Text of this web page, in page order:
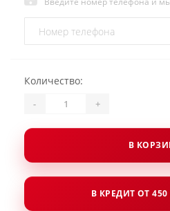
Количество:
- +
В
В КРЕДИТ ОТ